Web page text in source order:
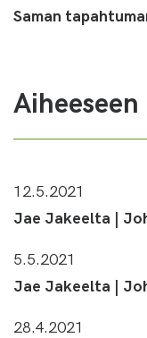
Saman
12.5.2021
Jae Jakeelta |
5.5.2021
Jae Jakeelta |
28.4.2021